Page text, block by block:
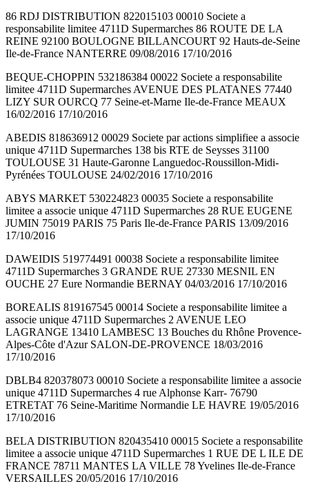
86 RDJ DISTRIBUTION 822015103 00010 Societe a
responsabilite limitee 4711D Supermarches 86 ROUTE DE LA
REINE 92100 BOULOGNE BILLANCOURT 92 Hauts-de-Seine
Ile-de-France NANTERRE 09/08/2016 17/10/2016
BEQUE-CHOPPIN 532186384 00022 Societe a responsabilite
limitee 4711D Supermarches AVENUE DES PLATANES 77440
LIZY SUR OURCQ 77 Seine-et-Marne Ile-de-France MEAUX
16/02/2016 17/10/2016
ABEDIS 818636912 00029 Societe par actions simplifiee a associe
unique 4711D Supermarches 138 bis RTE de Seysses 31100
TOULOUSE 31 Haute-Garonne Languedoc-Roussillon-Midi-
Pyrénées TOULOUSE 24/02/2016 17/10/2016
ABYS MARKET 530224823 00035 Societe a responsabilite
limitee a associe unique 4711D Supermarches 28 RUE EUGENE
JUMIN 75019 PARIS 75 Paris Ile-de-France PARIS 13/09/2016
17/10/2016
DAWEIDIS 519774491 00038 Societe a responsabilite limitee
4711D Supermarches 3 GRANDE RUE 27330 MESNIL EN
OUCHE 27 Eure Normandie BERNAY 04/03/2016 17/10/2016
BOREALIS 819167545 00014 Societe a responsabilite limitee a
associe unique 4711D Supermarches 2 AVENUE LEO
LAGRANGE 13410 LAMBESC 13 Bouches du Rhône Provence-
Alpes-Côte d'Azur SALON-DE-PROVENCE 18/03/2016
17/10/2016
DBLB4 820378073 00010 Societe a responsabilite limitee a associe
unique 4711D Supermarches 4 rue Alphonse Karr- 76790
ETRETAT 76 Seine-Maritime Normandie LE HAVRE 19/05/2016
17/10/2016
BELA DISTRIBUTION 820435410 00015 Societe a responsabilite
limitee a associe unique 4711D Supermarches 1 RUE DE L ILE DE
FRANCE 78711 MANTES LA VILLE 78 Yvelines Ile-de-France
VERSAILLES 20/05/2016 17/10/2016